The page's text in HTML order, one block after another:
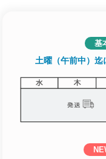
基
土曜（午前中）